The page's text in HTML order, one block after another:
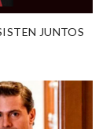
JUNTOS